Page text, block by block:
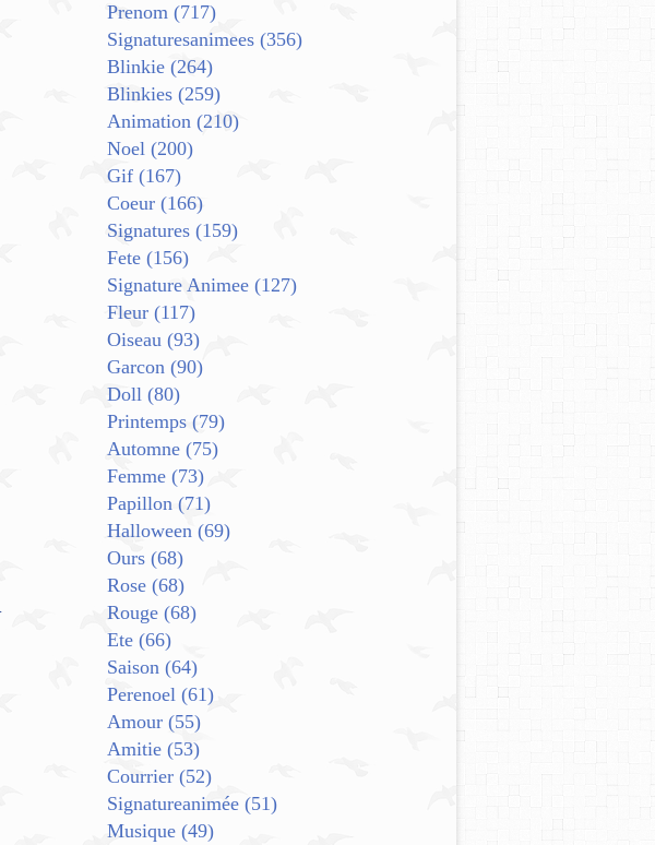
Prenom (717)
Signaturesanimees (356)
Blinkie (264)
Blinkies (259)
Animation (210)
Noel (200)
Gif (167)
Coeur (166)
Signatures (159)
Fete (156)
Signature Animee (127)
Fleur (117)
Oiseau (93)
Garcon (90)
Doll (80)
Printemps (79)
Automne (75)
Femme (73)
Papillon (71)
Halloween (69)
Ours (68)
Rose (68)
Rouge (68)
Ete (66)
Saison (64)
Perenoel (61)
Amour (55)
Amitie (53)
Courrier (52)
Signatureanimée (51)
Musique (49)